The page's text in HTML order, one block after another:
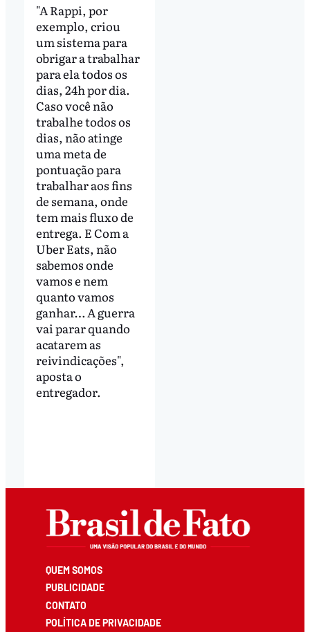
"A Rappi, por
exemplo, criou
um sistema para
obrigar a trabalhar
para ela todos os
dias, 24h por dia.
Caso você não
trabalhe todos os
dias, não atinge
uma meta de
pontuação para
trabalhar aos fins
de semana, onde
tem mais fluxo de
entrega. E Com a
Uber Eats, não
sabemos onde
vamos e nem
quanto vamos
ganhar… A guerra
vai parar quando
acatarem as
reivindicações",
aposta o
entregador.
QUEM SOMOS
PUBLICIDADE
CONTATO
POLÍTICA DE PRIVACIDADE